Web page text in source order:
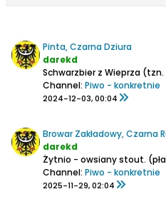
Pinta, Czarna Dziura
darekd
Schwarzbier z Wieprza
Channel: Piwo - konkretnie
2024-12-03, 00:04
Browar Zakładowy, Czarna
darekd
Żytnio - owsiany stout.
Channel: Piwo - konkretnie
2025-11-29, 02:04